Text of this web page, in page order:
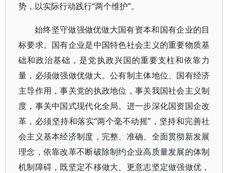
势，以实际行动践行“两个维护”。
始终坚守做强做优做大国有资本和国有企业的目
标要求。国有企业是中国特色社会主义的重要物质基
础和政治基础，是党执政兴国的重要支柱和依靠力
量，必须做强做优做大。公有制主体地位、国有经济
主导作用，事关党的执政地位，事关我国社会主义制
度，事关中国式现代化全局。进一步深化国资国企改
革，必须坚持和落实“两个毫不动摇”，坚持和完善社
会主义基本经济制度，完整、准确、全面贯彻新发展
理念，依靠改革不断破除制约企业高质量发展的体制
机制障碍，既坚定不移做大、更意志坚定做强做优，